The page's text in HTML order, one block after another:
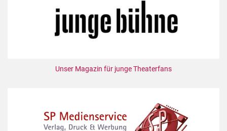
Unser Magazin für junge Theaterfans